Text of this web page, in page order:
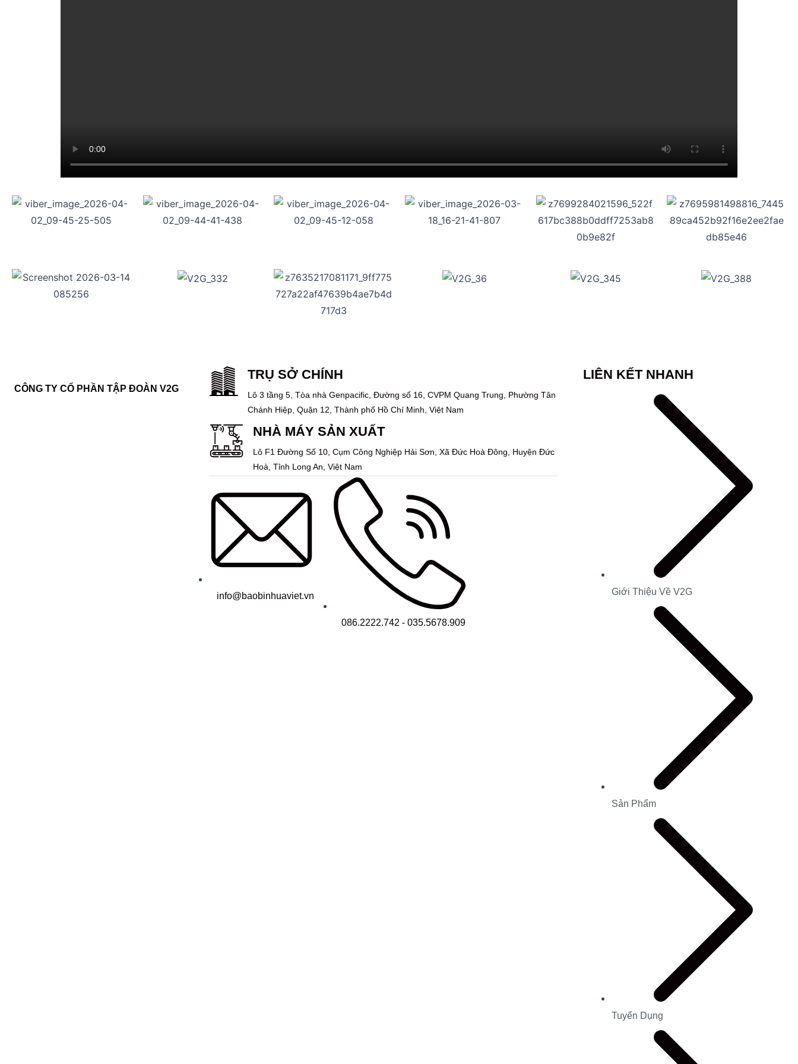
CÔNG TY CỔ PHẦN TẬP ĐOÀN V2G
TRỤ SỞ CHÍNH
Lô 3 tầng 5, Tòa nhà Genpacific, Đường số 16, CVPM Quang Trung, Phường Tân
Chánh Hiệp, Quận 12, Thành phố Hồ Chí Minh, Việt Nam
NHÀ MÁY SẢN XUẤT
Lô F1 Đường Số 10, Cụm Công Nghiệp Hải Sơn, Xã Đức Hoà Đông, Huyện Đức
Hoà, Tỉnh Long An, Việt Nam
info@baobinhuaviet.vn
086.2222.742 - 035.5678.909
LIÊN KẾT NHANH
Giới Thiệu Về V2G
Sản Phẩm
Tuyển Dụng